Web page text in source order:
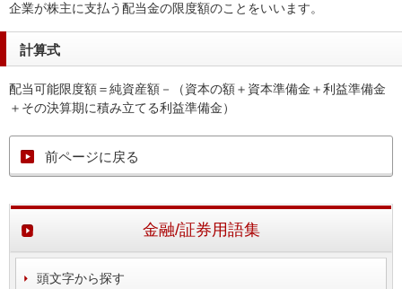
企業が株主に支払う配当金の限度額のことをいいます。
計算式
配当可能限度額＝純資産額－（資本の額＋資本準備金＋利益準備金
＋その決算期に積み立てる利益準備金）
前ページに戻る
金融/証券用語集
頭文字から探す